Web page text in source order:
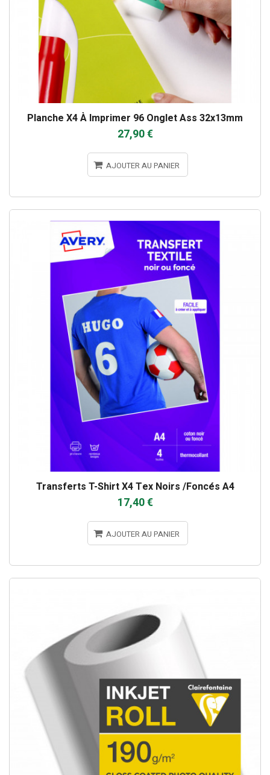
Planche X4 À Imprimer 96 Onglet Ass 32x13mm
27,90 €
AJOUTER AU PANIER
Transferts T-Shirt X4 Tex Noirs /foncés A4
17,40 €
AJOUTER AU PANIER